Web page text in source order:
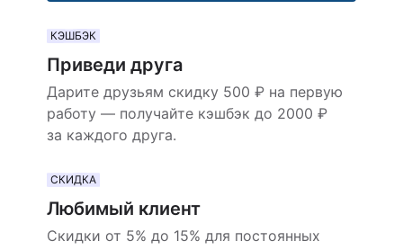
КЭШБЭК
Приведи друга
Дарите друзьям скидку 500 ₽ на первую
работу — получайте кэшбэк до 2000 ₽
за каждого друга.
СКИДКА
Любимый клиент
Скидки от 5% до 15% для постоянных